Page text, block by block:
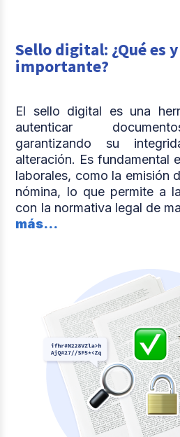
Sello digital: ¿Qué es
importante?
El sello digital es una
autenticar
garantizando su
alteración. Es fundamental
laborales, como la emisión
nómina, lo que permite a
con la normativa legal de
más...